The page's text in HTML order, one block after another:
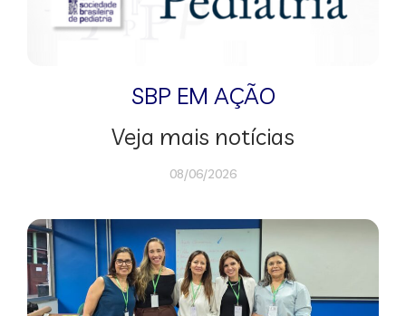
SBP EM AÇÃO
Veja mais notícias
08/06/2026